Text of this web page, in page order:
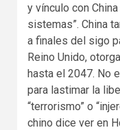
y vínculo con
sistemas”. China
a finales del sigo
Reino Unido,
hasta el 2047. No
para lastimar la
“terrorismo” o
chino dice ver en